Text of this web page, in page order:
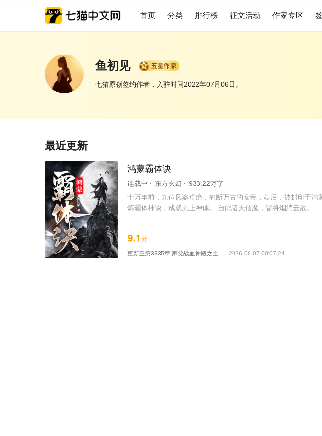
首页 分类 排行榜 征文活动 作家专区
鱼初见
七猫原创签约作者，入驻时间2022年07月06日。
最近更新
鸿蒙霸体诀
连载中 东方玄幻
933.22万字
十万年前，九位风姿卓绝，独断万古的女帝，妖后，被封印于
炼霸体神诀，成就无上神体。 自此诸天仙魔，皆将烟消云散。
9.1 分
更新至第3335章 家父战血神殿之主 2026-08-07 00:07:24